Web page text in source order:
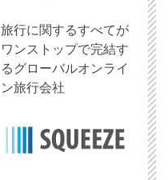
旅行に関するすべてが
ワンストップで完結す
るグローバルオンライ
ン旅行会社